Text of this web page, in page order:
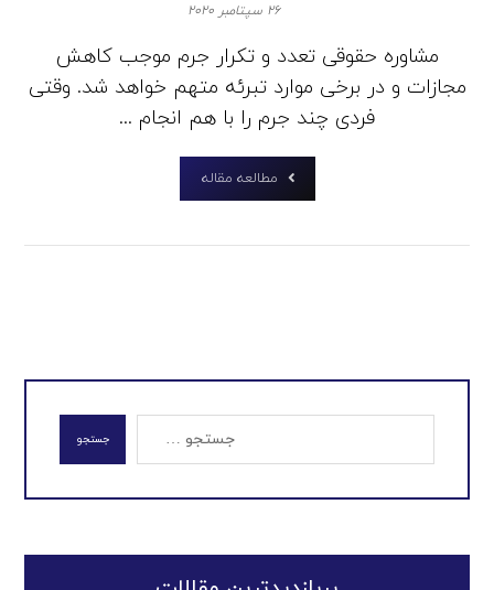
۲۶ سپتامبر ۲۰۲۰
مشاوره حقوقی تعدد و تکرار جرم موجب کاهش
مجازات و در برخی موارد تبرئه متهم خواهد شد. وقتی
فردی چند جرم را با هم انجام ...
مطالعه مقاله
جستجو